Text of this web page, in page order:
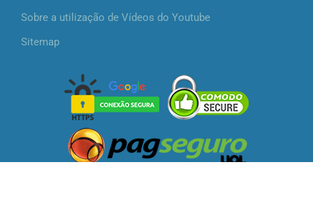
Sobre a utilização de Vídeos do Youtube
Sitemap